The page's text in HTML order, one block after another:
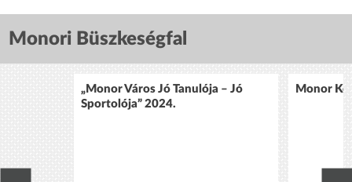
Monori Büszkeségfal
„Monor Város Jó Tanulója – Jó
Sportolója” 2024.
Monor